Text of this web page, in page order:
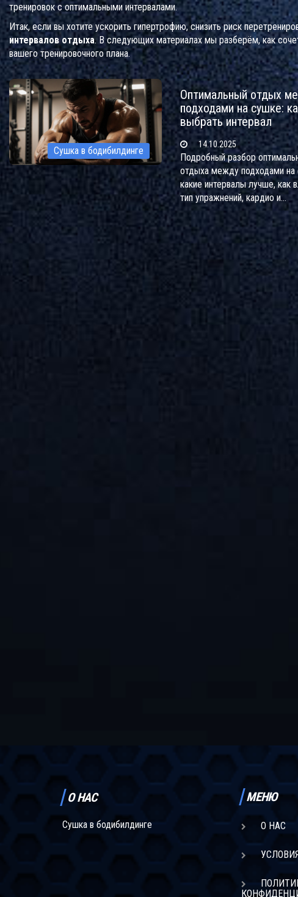
тренировок с оптимальными интервалами.
Итак, если вы хотите ускорить гипертрофию, снизить риск
интервалов отдыха. В следующих материалах мы разберём, как
вашего тренировочного плана.
Сушка в бодибилдинге
Оптимальный отдых
подходами на сушке:
выбрать интервал
14.10.2025
Подробный разбор
отдыха между подходами на
какие интервалы лучше, как
тип упражнений, кардио и
индивидуальные факторы, а
практический план и ответы на
частые вопросы.
О НАС
Сушка в бодибилдинге
МЕНЮ
О НАС